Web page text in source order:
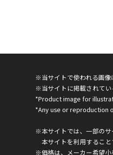
※当サイトで使われる画像
※当サイトに掲載されてい
*Product image for
*Any use or reproduction
※本サイトでは、一部のサ
本サイトを利用するこ
※価格は、メーカー希望小